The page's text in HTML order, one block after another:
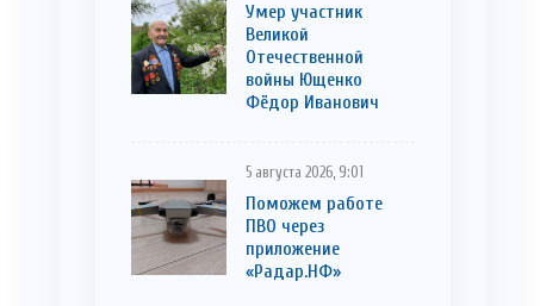
Умер участник
Великой
Отечественной
войны Ющенко
Фёдор Иванович
5 августа 2026, 9:01
Поможем работе
ПВО через
приложение
«Радар.НФ»